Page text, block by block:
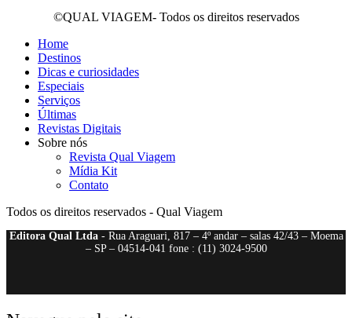
©QUAL VIAGEM- Todos os direitos reservados
Home
Destinos
Dicas e curiosidades
Especiais
Serviços
Últimas
Revistas Digitais
Sobre nós
Revista Qual Viagem
Mídia Kit
Contato
Todos os direitos reservados - Qual Viagem
Editora Qual Ltda- Rua Araguari, 817 – 4º andar – salas 42/43 – Moema
– SP – 04514-041 fone : (11) 3024-9500